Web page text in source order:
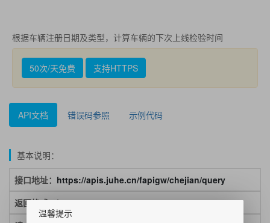
根据车辆注册日期及类型，计算车辆的下次上线检验时间
50次/天免费 支持HTTPS
API文档 错误码参照 示例代码
基本说明：
接口地址： https://apis.juhe.cn/fapigw/chejian/query
返回格式：json
温馨提示